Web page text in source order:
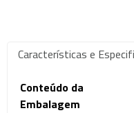
Características e
Conteúdo da
Embalagem